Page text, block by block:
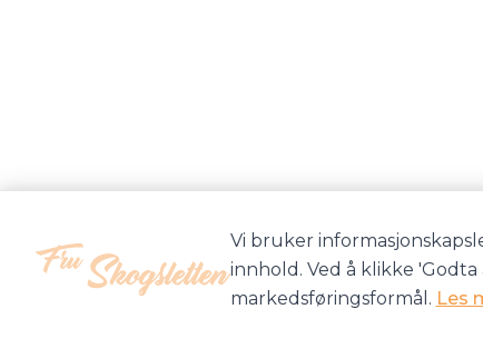
Fru Skogsletten Garnbutikk © 2026
Vi bruker
innhold. Ved å klikke
markedsføringsformål. Les